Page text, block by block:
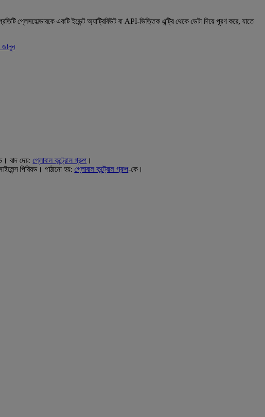
প্লেসহোল্ডারকে একটি ইভেন্ট অ্যাট্রিবিউট বা API-ভিত্তিক এন্ট্রি থেকে ডেটা দিয়ে পূরণ করে, যাতে
বাদ দেয়: গ্লোবাল কন্ট্রোল গ্রুপ ।
পিরিয়ড। পাঠানো হয়: গ্লোবাল কন্ট্রোল গ্রুপ-কে।